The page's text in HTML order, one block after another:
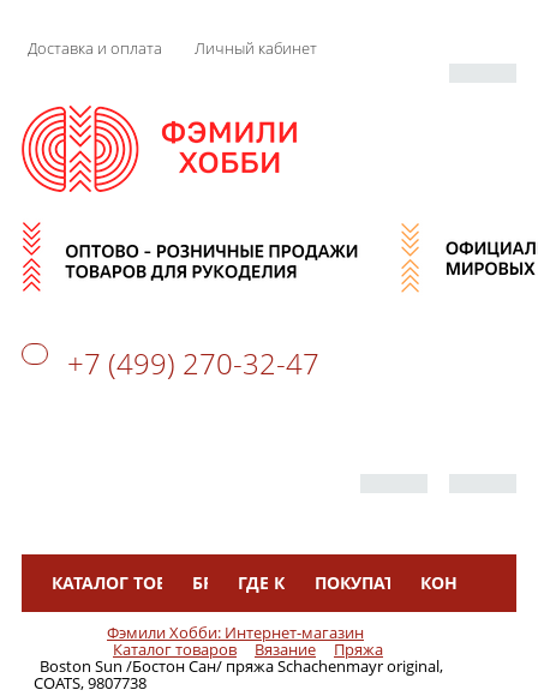
Доставка и оплата Личный кабинет
+7 (499) 270-32-47
КАТАЛОГ ТОВАРОВБРЕНДЫГДЕ КУПИТЬПОКУПАТЕЛЯМКОНТАКТЫ
Фэмили Хобби: Интернет-магазин
Каталог товаров Вязание Пряжа
Boston Sun /Бостон Сан/ пряжа Schachenmayr original,
COATS, 9807738